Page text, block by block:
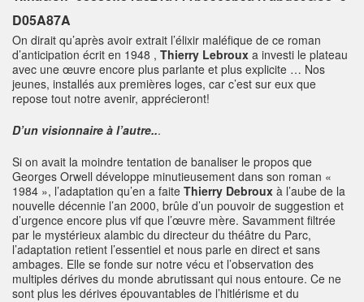
On dirait qu’après avoir extrait l’élixir maléfique de ce roman
d’anticipation écrit en 1948 , Thierry Lebroux a investi le plateau
avec une œuvre encore plus parlante et plus explicite … Nos
jeunes, installés aux premières loges, car c’est sur eux que
repose tout notre avenir, apprécieront!
D’un visionnaire à l’autre...
Si on avait la moindre tentation de banaliser le propos que
Georges Orwell développe minutieusement dans son roman «
1984 », l’adaptation qu’en a faite Thierry Debroux à l’aube de la
nouvelle décennie l’an 2000, brûle d’un pouvoir de suggestion et
d’urgence encore plus vif que l’œuvre mère. Savamment filtrée
par le mystérieux alambic du directeur du théâtre du Parc,
l’adaptation retient l’essentiel et nous parle en direct et sans
ambages. Elle se fonde sur notre vécu et l’observation des
multiples dérives du monde abrutissant qui nous entoure. Ce ne
sont plus les dérives épouvantables de l’hitlérisme et du